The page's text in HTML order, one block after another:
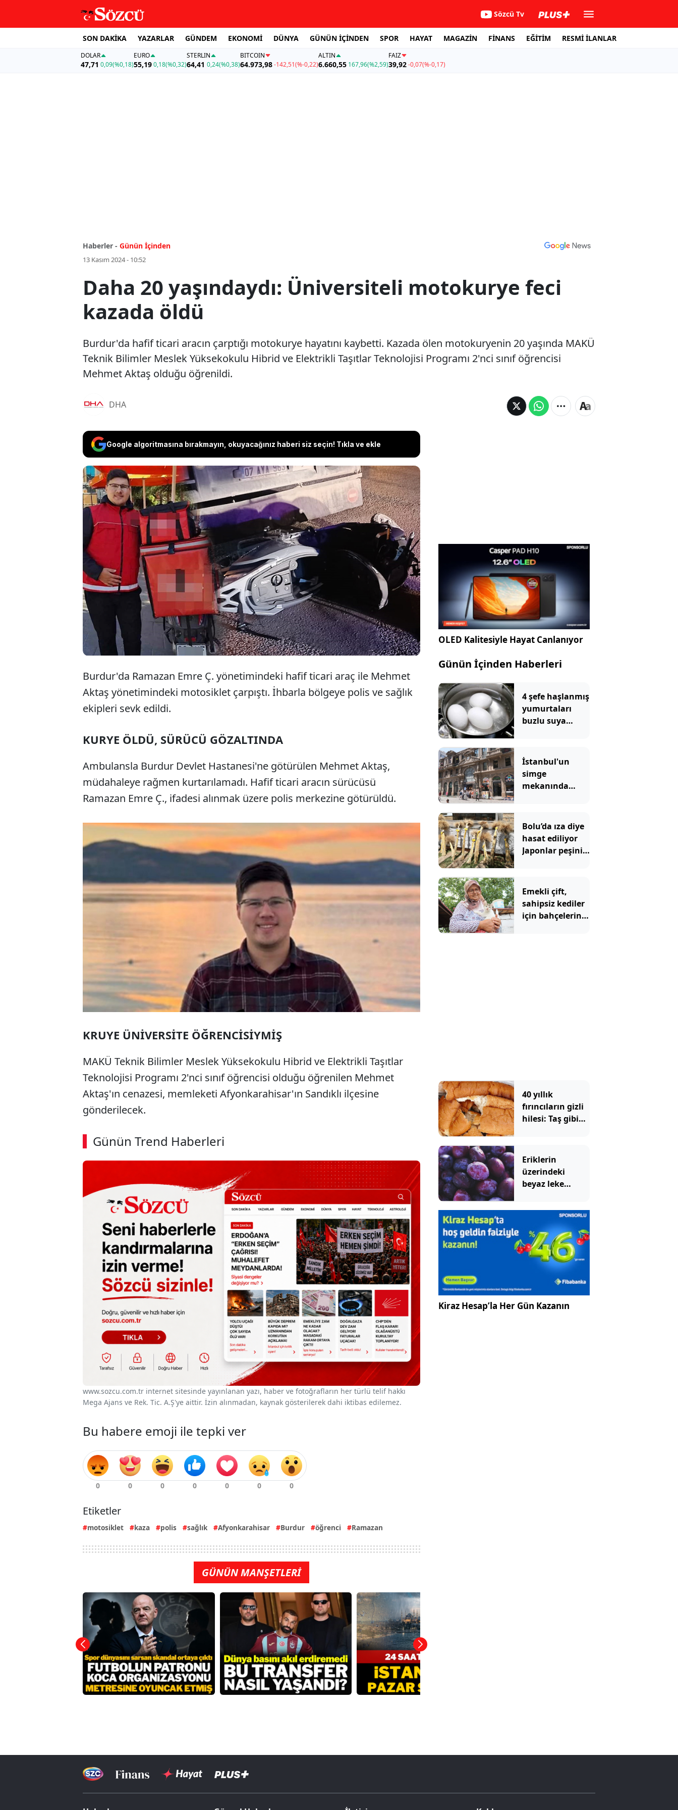
Sözcü Tv
SON DAKİKA YAZARLAR GÜNDEM EKONOMİ DÜNYA GÜNÜN İÇİNDEN SPOR HAYAT MAGAZİN FİNANS EĞİTİM RESMİ İLANLAR
DOLAR
47,71 0,09(%0,18)
EURO
55,19 0,18(%0,32)
STERLIN
64,41 0,24(%0,38)
BITCOIN
64.973,98-142,51(%-0,22)
ALTIN
6.660,55 167,96(%2,59)
FAİZ
39,92-0,07(%-0,17)
Haberler - Günün İçinden
13 Kasım 2024 - 10:52
Daha 20 yaşındaydı: Üniversiteli motokurye feci
kazada öldü
Burdur'da hafif ticari aracın çarptığı motokurye hayatını kaybetti. Kazada ölen motokuryenin 20 yaşında MAKÜ
Teknik Bilimler Meslek Yüksekokulu Hibrid ve Elektrikli Taşıtlar Teknolojisi Programı 2'nci sınıf öğrencisi
Mehmet Aktaş olduğu öğrenildi.
DHA
Google algoritmasına bırakmayın, okuyacağınız haberi siz seçin! Tıkla ve ekle
Burdur'da hafif ticari aracın çarptığı motokurye hayatını kaybetti.
Kazada ölen motokuryenin 20 yaşında MAKÜ Teknik Bilimler
Meslek Yüksekokulu Hibrid ve Elektrikli Taşıtlar Teknolojisi
Programı 2'nci sınıf öğrencisi Mehmet Aktaş olduğu öğrenildi.
Burdur'da Ramazan Emre Ç. yönetimindeki hafif ticari araç ile Mehmet
Aktaş yönetimindeki motosiklet çarpıştı. İhbarla bölgeye polis ve sağlık
ekipleri sevk edildi.
KURYE ÖLDÜ, SÜRÜCÜ GÖZALTINDA
Ambulansla Burdur Devlet Hastanesi'ne götürülen Mehmet Aktaş,
müdahaleye rağmen kurtarılamadı. Hafif ticari aracın sürücüsü
Ramazan Emre Ç., ifadesi alınmak üzere polis merkezine götürüldü.
KRUYE ÜNİVERSİTE ÖĞRENCİSİYMİŞ
MAKÜ Teknik Bilimler Meslek Yüksekokulu Hibrid ve Elektrikli Taşıtlar
Teknolojisi Programı 2'nci sınıf öğrencisi olduğu öğrenilen Mehmet
Aktaş'ın cenazesi, memleketi Afyonkarahisar'ın Sandıklı ilçesine
gönderilecek.
Günün Trend Haberleri
00:02 / 08:43
www.sozcu.com.tr internet sitesinde yayınlanan yazı, haber ve fotoğrafların her türlü telif hakkı
Mega Ajans ve Rek. Tic. A.Ş'ye aittir. İzin alınmadan, kaynak gösterilerek dahi iktibas edilemez.
Bu habere emoji ile tepki ver
Etiketler
motosiklet kaza polis sağlık Afyonkarahisar Burdur öğrenci Ramazan
GÜNÜN MANŞETLERİ
OLED Kalitesiyle Hayat Canlanıyor
Günün İçinden Haberleri
4 şefe haşlanmış
yumurtaları
buzlu suya
olmadığı
soruldu, hepsi
aynı şeyi söyledi
İstanbul'un
simge
mekanında
görüntü
Bolu’da ıza diye
hasat ediliyor
Japonlar peşini
Emekli çift,
sahipsiz kediler
için bahçelerini
40 yıllık
fırıncıların gizli
hilesi: Taş gibi
yapan yöntem
Eriklerin
üzerindeki
beyaz leke
anlama
geliyormuş
Kiraz Hesap’la Her Gün Kazanın